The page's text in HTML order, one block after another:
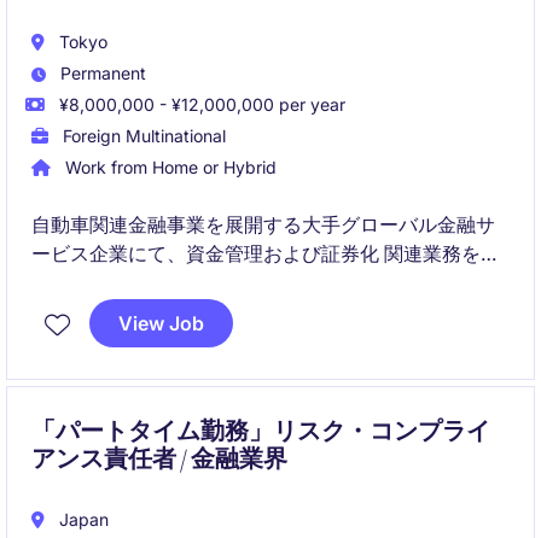
Tokyo
Permanent
¥8,000,000 - ¥12,000,000 per year
Foreign Multinational
Work from Home or Hybrid
自動車関連金融事業を展開する大手グローバル金融サ
ービス企業にて、資金管理および証券化 関連業務を担
て、安定的な資金運営と事業成長を支えるポジション
です
View Job
「パートタイム勤務」リスク・コンプライ
アンス責任者 / 金融業界
Japan